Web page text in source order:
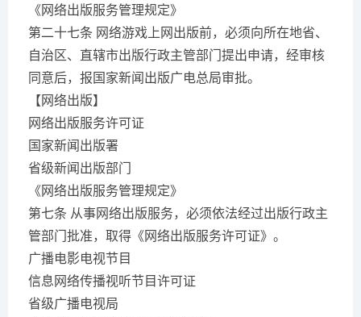
《网络出版服务管理规定》
第二十七条 网络游戏上网出版前，必须向所在地省、
自治区、直辖市出版行政主管部门提出申请，经审核
同意后，报国家新闻出版广电总局审批。
【网络出版】
网络出版服务许可证
国家新闻出版署
省级新闻出版部门
《网络出版服务管理规定》
第七条 从事网络出版服务，必须依法经过出版行政主
管部门批准，取得《网络出版服务许可证》。
广播电影电视节目
信息网络传播视听节目许可证
省级广播电视局